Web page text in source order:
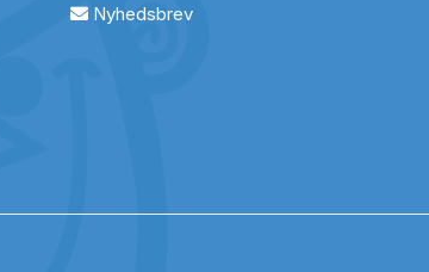
Nyhedsbrev